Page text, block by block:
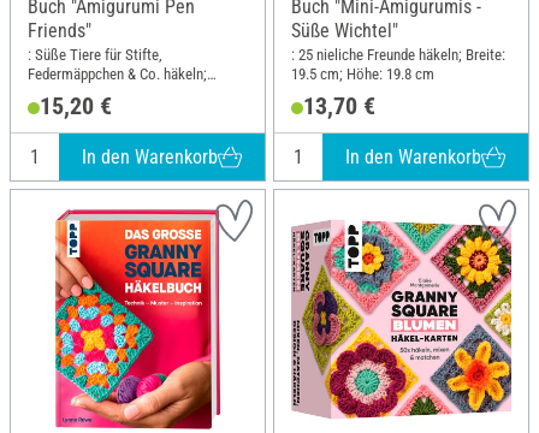
Buch "Amigurumi Pen
Friends"
: Süße Tiere für Stifte,
Federmäppchen & Co. häkeln;
15,20 €
In den Warenkorb
Buch "Mini-Amigurumis -
Süße Wichtel"
: 25 nieliche Freunde häkeln; Breite:
19.5 cm; Höhe: 19.8 cm
13,70 €
In den Warenkorb